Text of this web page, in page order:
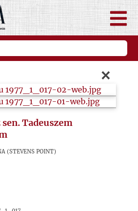
×
Tadeuszem
(Stevens Point)